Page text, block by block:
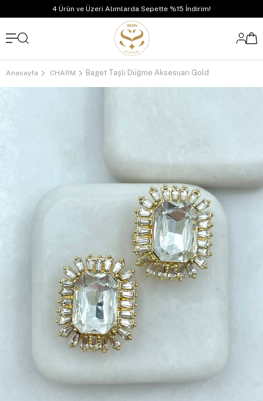
4 Ürün ve Üzeri Alımlarda Sepette %15 İndirim!
Anasayfa CHARM Baget Taşlı Düğme Aksesuarı Gold